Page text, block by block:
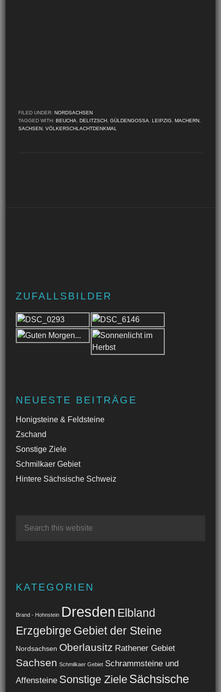
FILED UNDER:NORDSACHSEN
TAGGED WITH:BEUCHA ,DELITZSCH ,GÜLDENGOSSA ,LEIPZIG ,MACHERN
SACHSEN ,VÖLKERSCHLACHTDENKMAL
ZUFALLSBILDER
NEUESTE BEITRÄGE
Honigsteine & Feldsteine
Zschand
Sonstige Ziele
Schmilkaer Gebiet
Hintere Sächsische Schweiz
KATEGORIEN
Brand - Hohnstein Dresden Elbland
Erzgebirge Gebiet der Steine
Nordsachsen Oberlausitz Rathener Gebiet
Sachsen Schmilkaer Gebiet Schrammsteine und
Affensteine Sonstige Ziele Sächsische